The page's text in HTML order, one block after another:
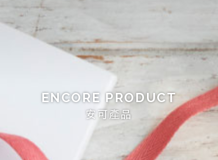
ENCORE PRODUCT
安可產品